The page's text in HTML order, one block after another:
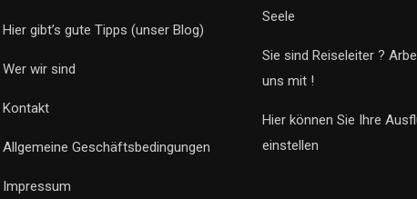
Hier gibt’s gute Tipps (unser Blog)
Wer wir sind
Kontakt
Allgemeine Geschäftsbedingungen
Impressum
Seele
Sie sind Reiseleiter ?
uns mit !
Hier können Sie Ihre
einstellen